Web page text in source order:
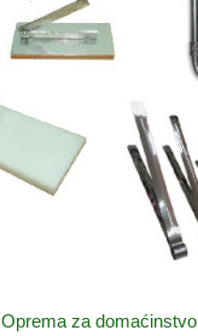
Oprema za domaćinstvo